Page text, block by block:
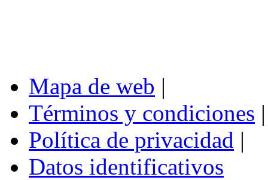
Mapa de web |
Términos y condiciones |
Política de privacidad |
Datos identificativos